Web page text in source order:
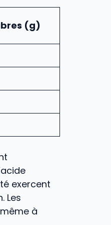
(g)
exercent
Les
à